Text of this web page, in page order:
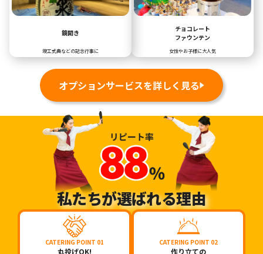
鏡開き
竣工式典などの記念行事に
チョコレート
ファウンテン
女性やお子様に大人気
オプションサービスを詳しく見る
私たちが選ばれる理由
CATERING POINT 01
丸投げOK!
CATERING POINT 02
作り立ての